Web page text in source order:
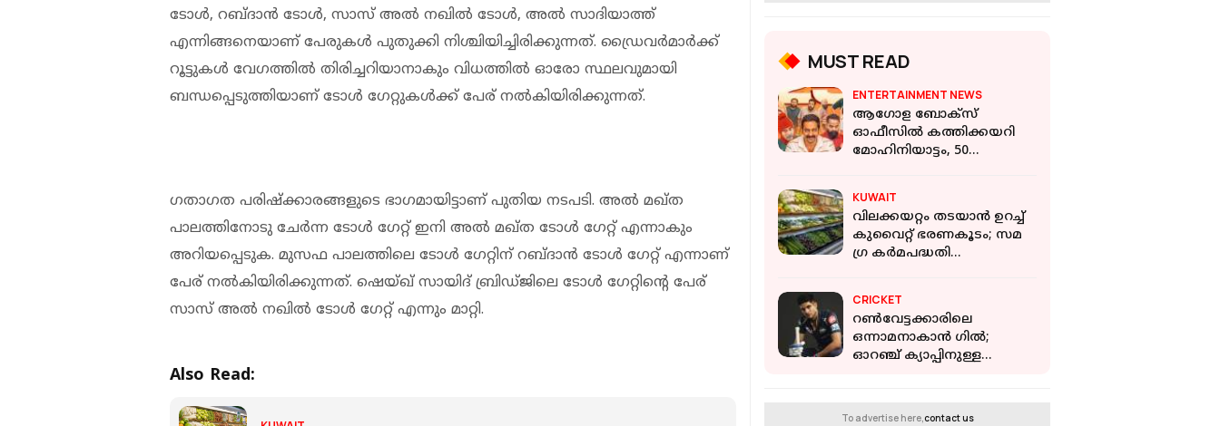
ടോള്‍, റബ്ദാന്‍ ടോള്‍, സാസ് അല്‍ നഖില്‍ ടോള്‍, അല്‍ സാദിയാത്ത്
എന്നിങ്ങനെയാണ് പേരുകള്‍ പുതുക്കി നിശ്ചിയിച്ചിരിക്കുന്നത്. ഡ്രൈവര്‍മാര്‍ക്ക്
റൂട്ടുകള്‍ വേഗത്തില്‍ തിരിച്ചറിയാനാകും വിധത്തില്‍ ഓരോ സ്ഥലവുമായി
ബന്ധപ്പെടുത്തിയാണ് ടോള്‍ ഗേറ്റുകള്‍ക്ക് പേര് നല്‍കിയിരിക്കുന്നത്.
ഗതാഗത പരിഷ്‌ക്കാരങ്ങളുടെ ഭാഗമായിട്ടാണ് പുതിയ നടപടി. അല്‍ മഖ്ത
പാലത്തിനോടു ചേര്‍ന്ന ടോള്‍ ഗേറ്റ് ഇനി അല്‍ മഖ്ത ടോള്‍ ഗേറ്റ് എന്നാകും
അറിയപ്പെടുക. മുസഫ പാലത്തിലെ ടോള്‍ ഗേറ്റിന് റബ്ദാന്‍ ടോള്‍ ഗേറ്റ് എന്നാണ്
പേര് നല്‍കിയിരിക്കുന്നത്. ഷെയ്ഖ് സായിദ് ബ്രിഡ്ജിലെ ടോള്‍ ഗേറ്റിന്റെ പേര്
സാസ് അല്‍ നഖില്‍ ടോള്‍ ഗേറ്റ് എന്നും മാറ്റി.
Also Read:
MUST READ
ENTERTAINMENT NEWS
ആഗോള ബോക്സ്
ഓഫീസിൽ കത്തിക്കയറി
മോഹിനിയാട്ടം, 50
പുറത്ത്
KUWAIT
വിലക്കയറ്റം തടയാൻ ഉറച്ച്
കുവൈറ്റ് ഭരണകൂടം; സമ​
ഗ്ര കർമപദ്ധതി
CRICKET
റണ്‍വേട്ടക്കാരിലെ
ഒന്നാമനാകാന്‍ ഗിൽ;
ഓറഞ്ച് ക്യാപ്പിനുള്ള
To advertise here, contact us